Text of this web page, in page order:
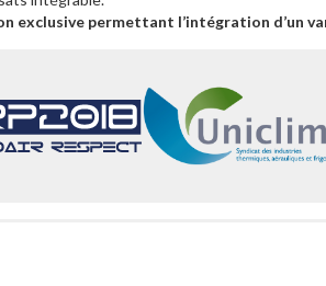
exclusive permettant l’intégration d’un